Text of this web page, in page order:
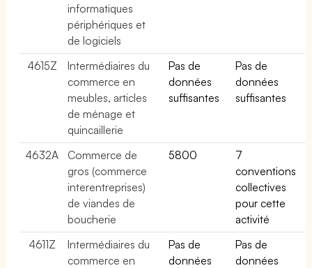
informatiques
périphériques et
de logiciels
4615Z
Intermédiaires du
commerce en
meubles, articles
de ménage et
quincaillerie
Pas de
données
suffisantes
Pas de
données
suffisantes
4632A
Commerce de
gros (commerce
interentreprises)
de viandes de
boucherie
5800
7
conventions
collectives
pour cette
activité
4611Z
Intermédiaires du
commerce en
Pas de
données
Pas de
données